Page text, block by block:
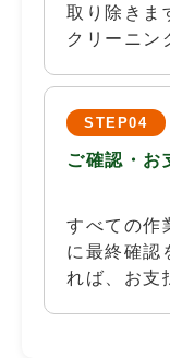
取り除きま
クリーニン
STEP04
ご確認・お
すべての作
に最終確認
れば、お支